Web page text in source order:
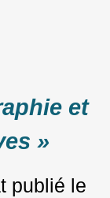
et
»
publié le